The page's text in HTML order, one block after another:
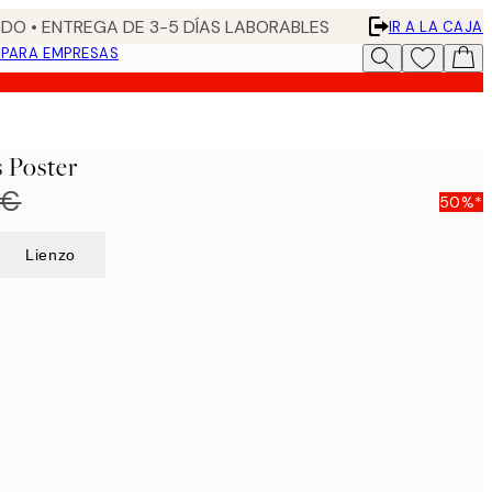
• ENTREGA DE 3-5 DÍAS LABORABLES
IR A LA CAJA
PARA EMPRESAS
Poster
50%*
Lienzo